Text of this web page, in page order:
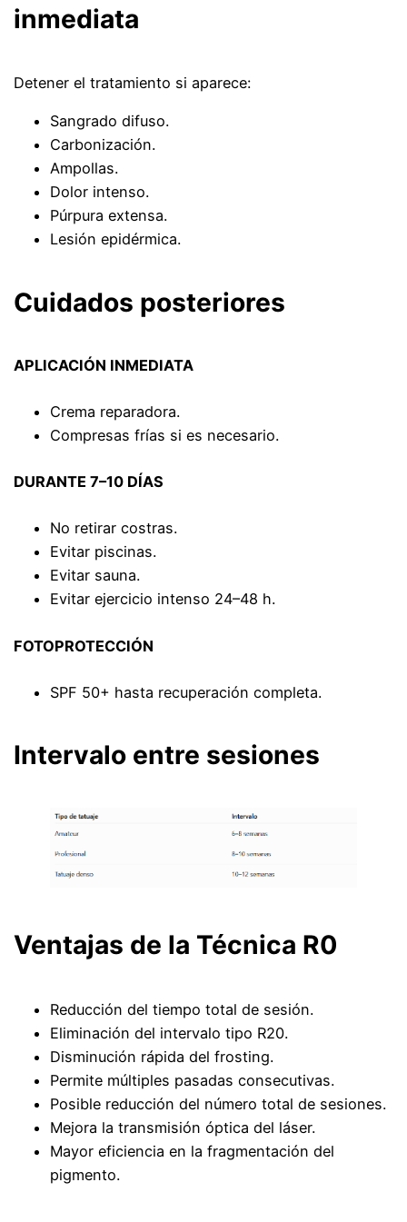
inmediata
Detener el tratamiento si aparece:
Sangrado difuso.
Carbonización.
Ampollas.
Dolor intenso.
Púrpura extensa.
Lesión epidérmica.
Cuidados posteriores
APLICACIÓN INMEDIATA
Crema reparadora.
Compresas frías si es necesario.
DURANTE 7–10 DÍAS
No retirar costras.
Evitar piscinas.
Evitar sauna.
Evitar ejercicio intenso 24–48 h.
FOTOPROTECCIÓN
SPF 50+ hasta recuperación completa.
Intervalo entre sesiones
Ventajas de la Técnica R0
Reducción del tiempo total de sesión.
Eliminación del intervalo tipo R20.
Disminución rápida del frosting.
Permite múltiples pasadas consecutivas.
Posible reducción del número total de sesiones.
Mejora la transmisión óptica del láser.
Mayor eficiencia en la fragmentación del
pigmento.